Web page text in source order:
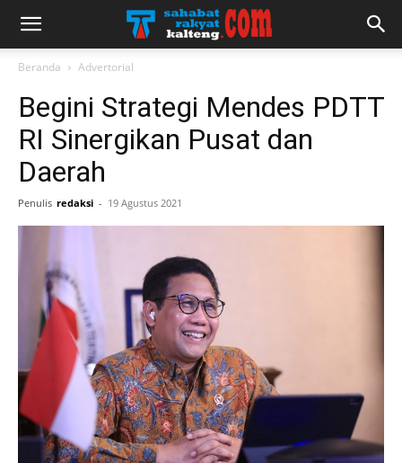
Beranda Advertorial
Begini Strategi Mendes PDTT
RI Sinergikan Pusat dan
Daerah
Penulis redaksi - 19 Agustus 2021